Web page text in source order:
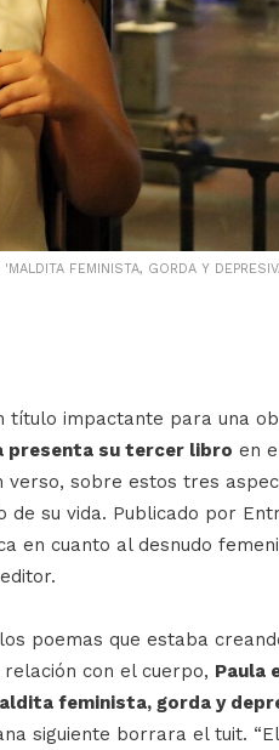
FEMINISTA, GORDA Y
título impactante para una
presenta su tercer libro en
sobre estos tres
de su vida. Publicado por
en cuanto al desnudo
poemas que estaba
con el cuerpo, Paula
feminista, gorda y
siguiente borrara el tuit.